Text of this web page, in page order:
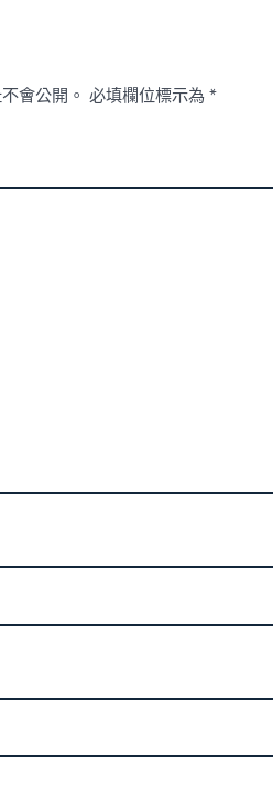
會公開。 必填欄位標示為 *